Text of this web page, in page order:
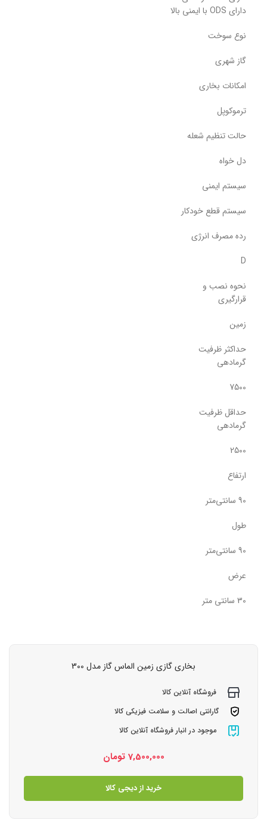
دارای ODS با ایمنی بالا
نوع سوخت
گاز شهری
امکانات بخاری
ترموکوپل
حالت تنظیم شعله
دل خواه
سیستم ایمنی
سیستم قطع خودکار
رده مصرف انرژی
D
نحوه نصب و
قرارگیری
زمین
حداکثر ظرفیت
گرمادهی
7500
حداقل ظرفیت
گرمادهی
2500
ارتفاع
90 سانتی‌متر
طول
90 سانتی‌متر
عرض
30 سانتی متر
بخاری گازی زمین الماس گاز مدل 300
فروشگاه آنلاین کالا
گارانتی اصالت و سلامت فیزیکی کالا
موجود در انبار فروشگاه آنلاین کالا
7,500,000 تومان
خرید از دیجی کالا